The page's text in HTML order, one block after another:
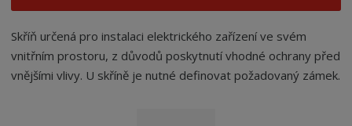
Skříň určená pro instalaci elektrického zařízení ve svém
vnitřním prostoru, z důvodů poskytnutí vhodné ochrany před
vnějšími vlivy. U skříně je nutné definovat požadovaný zámek.